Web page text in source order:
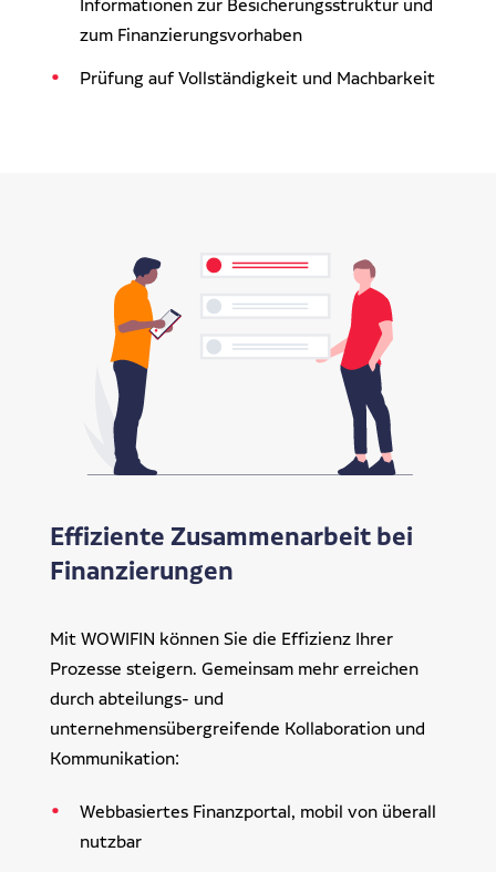
Informationen zur Besicherungsstruktur und
zum Finanzierungsvorhaben
Prüfung auf Vollständigkeit und Machbarkeit
Effiziente Zusammenarbeit bei
Finanzierungen
Mit WOWIFIN können Sie die Effizienz Ihrer
Prozesse steigern. Gemeinsam mehr erreichen
durch abteilungs- und
unternehmensübergreifende Kollaboration und
Kommunikation:
Webbasiertes Finanzportal, mobil von überall
nutzbar